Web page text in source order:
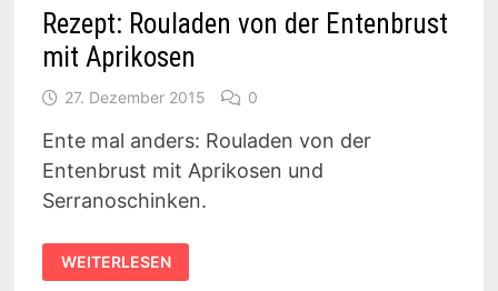
Rezept: Rouladen von der Entenbrust
mit Aprikosen
27. Dezember 2015 0
Ente mal anders: Rouladen von der
Entenbrust mit Aprikosen und
Serranoschinken.
REZEPT:
ROULADEN
VON
WEITERLESEN